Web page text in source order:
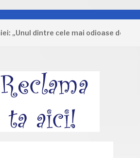
cele mai odioase documente